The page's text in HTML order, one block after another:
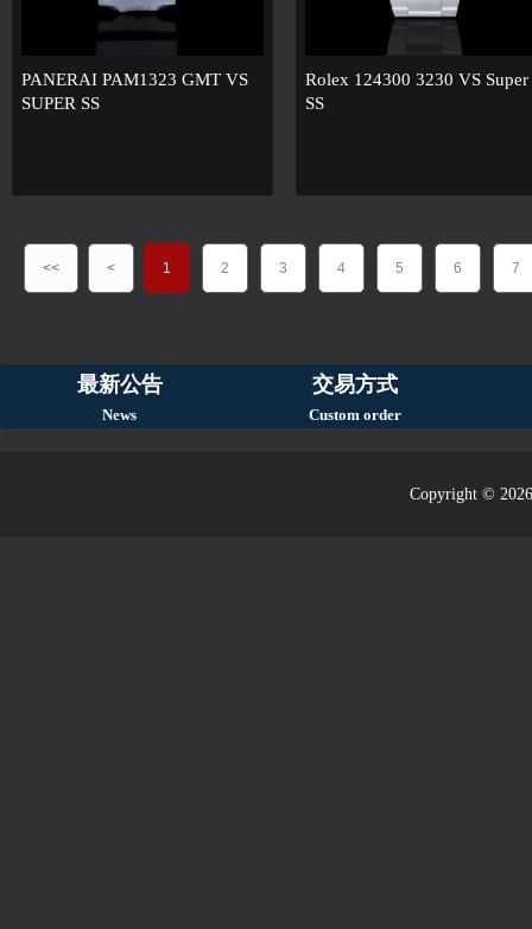
PANERAI PAM1323 GMT VS
SUPER SS
Rolex 124300 3230 VS Super
SS
<< < 1 2 3 4 5 6 7
最新公告
News
交易方式
Custom order
Copyright ©